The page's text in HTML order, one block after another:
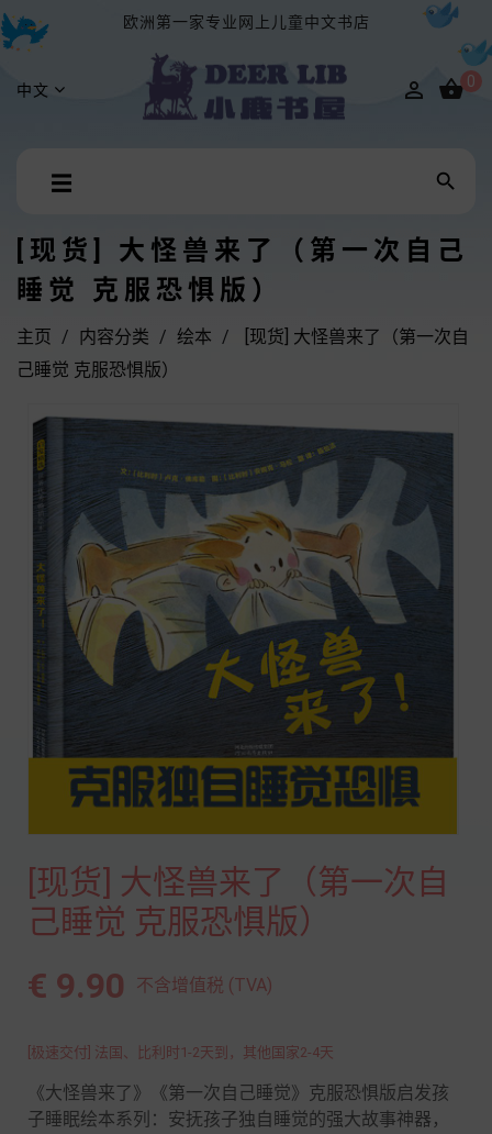
欧洲第一家专业网上儿童中文书店
中文  0
Toggle
☰ 
[现货] 大怪兽来了（第一次自己
睡觉 克服恐惧版）
主页 内容分类 绘本
[现货] 大怪兽来了（第一次自
己睡觉 克服恐惧版）
[现货] 大怪兽来了（第一次自
己睡觉 克服恐惧版）
€ 9.90 不含增值税 (TVA)
[极速交付] 法国、比利时1-2天到，其他国家2-4天
《大怪兽来了》《第一次自己睡觉》克服恐惧版启发孩
子睡眠绘本系列：安抚孩子独自睡觉的强大故事神器，